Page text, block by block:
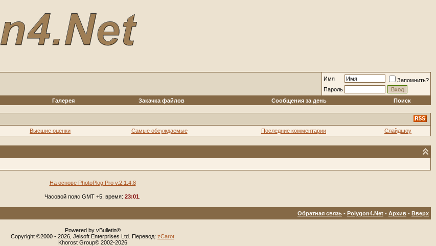
Имя
Запомнить?
Пароль
Галерея Закачка файлов Сообщения за день Поиск
Высшие оценки Самые обсуждаемые Последние комментарии Слайдшоу
На основе PhotoPlog Pro v.2.1.4.8
Часовой пояс GMT +5, время: 23:01
Обратная связь - Polygon4.Net - Архив - Вверх
Powered by vBulletin®
Copyright ©2000 - 2026, Jelsoft Enterprises Ltd. Перевод: zCarot
Khorost Group© 2002-2026